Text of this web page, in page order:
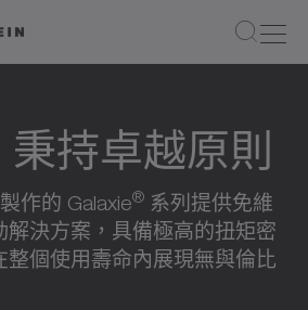
秉持卓越原則
作的 Galaxie® 系列提供免維
解決方案，具備極高的扭矩密
整個使用壽命內展現無與倫比